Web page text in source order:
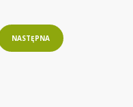
NASTĘPNA